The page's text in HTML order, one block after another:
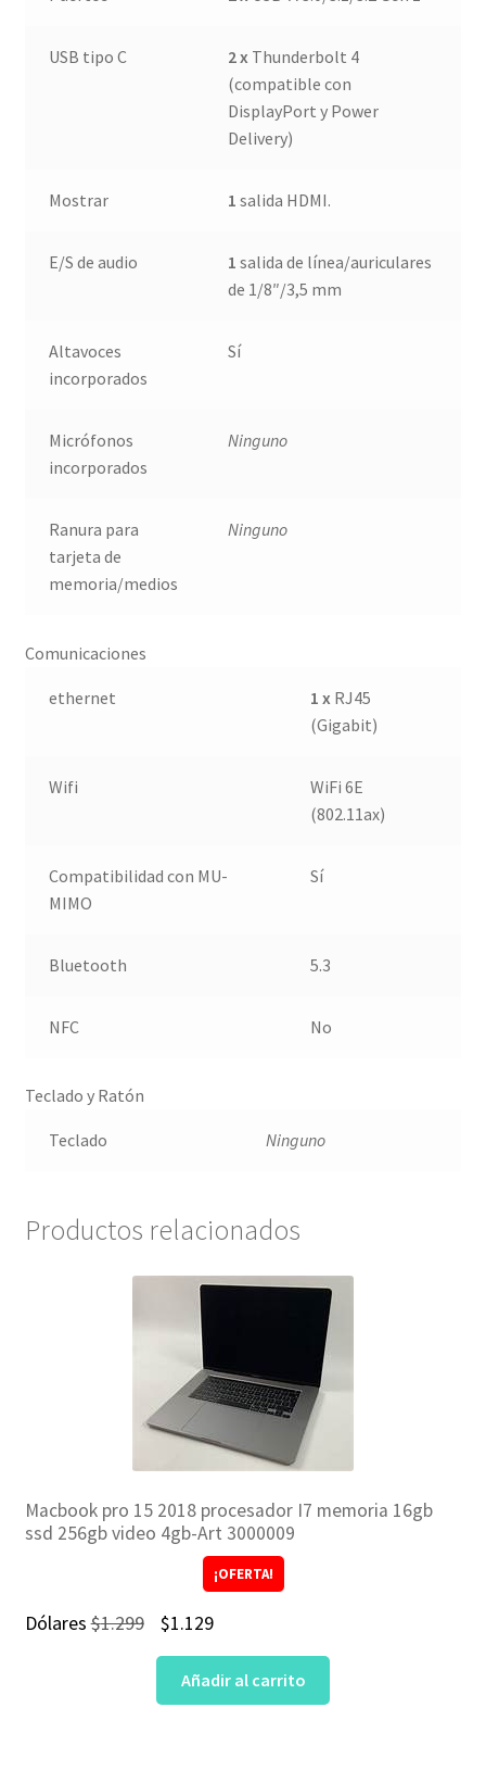
USB tipo C 2 x Thunderbolt 4
(compatible con
DisplayPort y Power
Delivery)
Mostrar 1 salida HDMI.
E/S de audio 1 salida de línea/auriculares
de 1/8″/3,5 mm
Altavoces
incorporados
Sí
Micrófonos
incorporados
Ninguno
Ranura para
tarjeta de
memoria/medios
Ninguno
Comunicaciones
ethernet 1 x RJ45
(Gigabit)
Wifi
WiFi 6E
(802.11ax)
Compatibilidad con MU-
MIMO
Sí
Bluetooth 5.3
NFC No
Teclado y Ratón
Teclado Ninguno
Productos relacionados
Macbook pro 15 2018 procesador I7 memoria 16gb
ssd 256gb video 4gb-Art 3000009
¡OFERTA!
Dólares$1.299
El
precio
original
$1.129El
precio
actual
Añadir al carrito